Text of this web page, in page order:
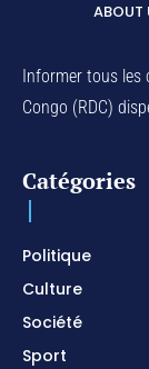
ABOUT
Informer tous les
Congo (RDC)
Catégories
Politique
Culture
Société
Sport